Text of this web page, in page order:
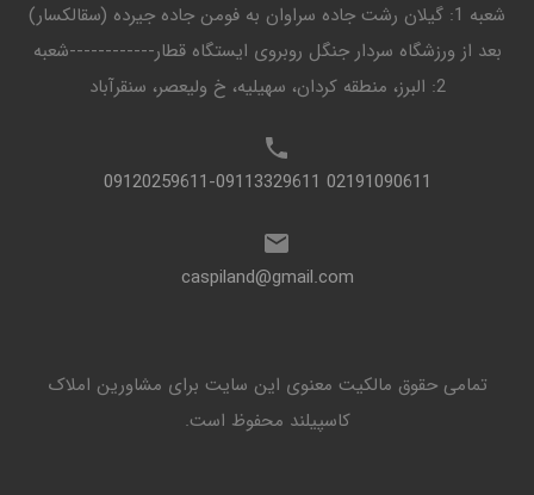
شعبه 1: گیلان رشت جاده سراوان به فومن جاده جیرده (سقالکسار)
بعد از ورزشگاه سردار جنگل روبروی ایستگاه قطار------------شعبه
2: البرز، منطقه کردان، سهیلیه، خ ولیعصر، سنقرآباد
02191090611 09120259611-09113329611
caspiland@gmail.com
تمامی حقوق مالکیت معنوی این ‌سایت برای مشاورین املاک
کاسپیلند محفوظ است.